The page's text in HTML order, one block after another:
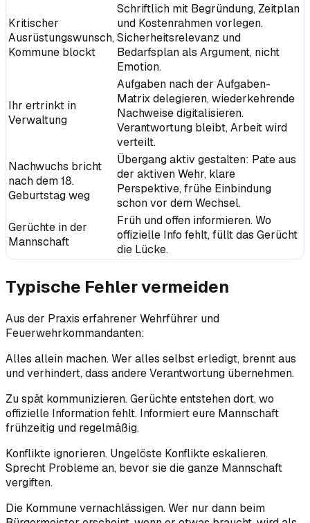
Kritischer
Ausrüstungswunsch,
Kommune blockt
Schriftlich mit Begründung, Zeitplan
und Kostenrahmen vorlegen.
Sicherheitsrelevanz und
Bedarfsplan als Argument, nicht
Emotion.
Ihr ertrinkt in
Verwaltung
Aufgaben nach der Aufgaben-
Matrix delegieren, wiederkehrende
Nachweise digitalisieren.
Verantwortung bleibt, Arbeit wird
verteilt.
Nachwuchs bricht
nach dem 18.
Geburtstag weg
Übergang aktiv gestalten: Pate aus
der aktiven Wehr, klare
Perspektive, frühe Einbindung
schon vor dem Wechsel.
Gerüchte in der
Mannschaft
Früh und offen informieren. Wo
offizielle Info fehlt, füllt das Gerücht
die Lücke.
Typische Fehler vermeiden
Aus der Praxis erfahrener Wehrführer und
Feuerwehrkommandanten:
Alles allein machen. Wer alles selbst erledigt, brennt aus
und verhindert, dass andere Verantwortung übernehmen.
Zu spät kommunizieren. Gerüchte entstehen dort, wo
offizielle Information fehlt. Informiert eure Mannschaft
frühzeitig und regelmäßig.
Konflikte ignorieren. Ungelöste Konflikte eskalieren.
Sprecht Probleme an, bevor sie die ganze Mannschaft
vergiften.
Die Kommune vernachlässigen. Wer nur dann beim